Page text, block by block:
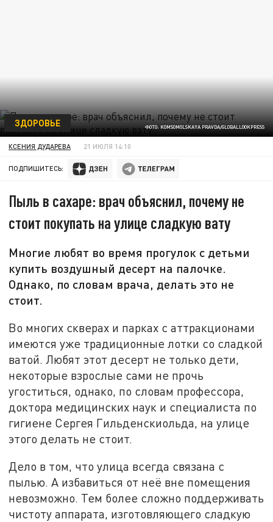
ФОТО: KOMSOMOLSKAYA PRAVDA/GLOBALLOOKPRESS
ЗДОРОВЬЕ
КСЕНИЯ ДУДАРЕВА 21 ИЮЛЯ 14:10
ПОДПИШИТЕСЬ:
Пыль в сахаре: врач объяснил, почему не
стоит покупать на улице сладкую вату
Многие любят во время прогулок с детьми
купить воздушный десерт на палочке.
Однако, по словам врача, делать это не
стоит.
Во многих скверах и парках с аттракционами
имеются уже традиционные лотки со сладкой
ватой. Любят этот десерт не только дети,
некоторые взрослые сами не прочь
угоститься, однако, по словам профессора,
доктора медицинских наук и специалиста по
гигиене Сергея Гильденскиольда, на улице
этого делать не стоит.
Дело в том, что улица всегда связана с
пылью. А избавиться от неё вне помещения
невозможно. Тем более сложно поддерживать
чистоту аппарата, изготовляющего сладкую